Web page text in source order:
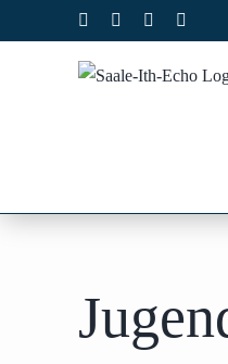
Inhalt
Facebook Instagram